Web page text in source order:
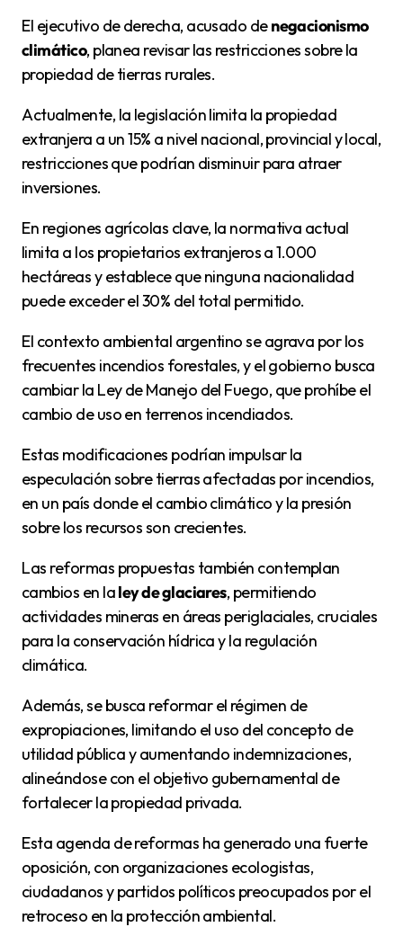
El ejecutivo de derecha, acusado denegacionismo
climático, planea revisar las restricciones sobre la
propiedad de tierras rurales.
Actualmente, la legislación limita la propiedad
extranjera a un 15% a nivel nacional, provincial y local,
restricciones que podrían disminuir para atraer
inversiones.
En regiones agrícolas clave, la normativa actual
limita a los propietarios extranjeros a 1.000
hectáreas y establece que ninguna nacionalidad
puede exceder el 30% del total permitido.
El contexto ambiental argentino se agrava por los
frecuentes incendios forestales, y el gobierno busca
cambiar la Ley de Manejo del Fuego, que prohíbe el
cambio de uso en terrenos incendiados.
Estas modificaciones podrían impulsar la
especulación sobre tierras afectadas por incendios,
en un país donde el cambio climático y la presión
sobre los recursos son crecientes.
Las reformas propuestas también contemplan
cambios en laley de glaciares, permitiendo
actividades mineras en áreas periglaciales, cruciales
para la conservación hídrica y la regulación
climática.
Además, se busca reformar el régimen de
expropiaciones, limitando el uso del concepto de
utilidad pública y aumentando indemnizaciones,
alineándose con el objetivo gubernamental de
fortalecer la propiedad privada.
Esta agenda de reformas ha generado una fuerte
oposición, con organizaciones ecologistas,
ciudadanos y partidos políticos preocupados por el
retroceso en la protección ambiental.